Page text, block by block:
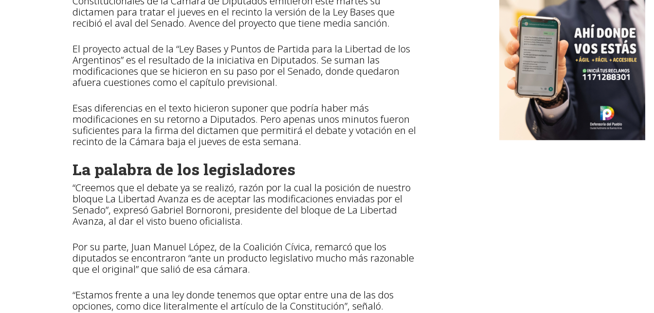
dictamen para tratar el jueves en el recinto la versión de la Ley Bases que
recibió el aval del Senado. Avence del proyecto que tiene media sanción.
El proyecto actual de la “Ley Bases y Puntos de Partida para la Libertad de los
Argentinos” es el resultado de la iniciativa en Diputados. Se suman las
modificaciones que se hicieron en su paso por el Senado, donde quedaron
afuera cuestiones como el capítulo previsional.
Esas diferencias en el texto hicieron suponer que podría haber más
modificaciones en su retorno a Diputados. Pero apenas unos minutos fueron
suficientes para la firma del dictamen que permitirá el debate y votación en el
recinto de la Cámara baja el jueves de esta semana.
La palabra de los legisladores
“Creemos que el debate ya se realizó, razón por la cual la posición de nuestro
bloque La Libertad Avanza es de aceptar las modificaciones enviadas por el
Senado”, expresó Gabriel Bornoroni, presidente del bloque de La Libertad
Avanza, al dar el visto bueno oficialista.
Por su parte, Juan Manuel López, de la Coalición Cívica, remarcó que los
diputados se encontraron “ante un producto legislativo mucho más razonable
que el original” que salió de esa cámara.
“Estamos frente a una ley donde tenemos que optar entre una de las dos
opciones, como dice literalmente el artículo de la Constitución”, señaló.